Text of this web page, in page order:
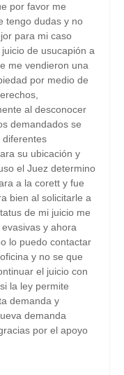
por favor me
tengo dudas y no
para mi caso
de usucapión a
me vendieron una
por medio de
al desconocer
demandados se
diferentes
su ubicación y
el Juez determino
a la corett y fue
bien al solicitarle a
de mi juicio me
y ahora
lo puedo contactar
y no se que
el juicio con
la ley permite
demanda y
demanda
por el apoyo